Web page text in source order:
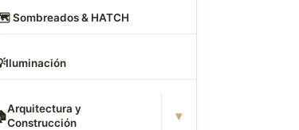
️ Sombreados & HATCH
Iluminación
Arquitectura y
Construcción
▾